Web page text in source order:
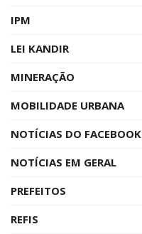
IPM
LEI KANDIR
MINERAÇÃO
MOBILIDADE URBANA
NOTÍCIAS DO FACEBOOK
NOTÍCIAS EM GERAL
PREFEITOS
REFIS